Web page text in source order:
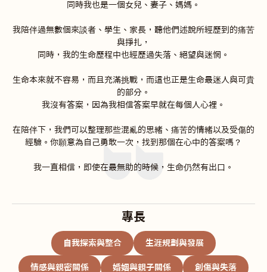
同時我也是一個女兒、妻子、媽媽。
我陪伴過無數個來談者、學生、家長，聽他們述說所經歷到的痛苦
與掙扎，
同時，我的生命歷程中也經歷過失落、絕望與迷惘。
生命本來就不容易，而且充滿挑戰，而這也正是生命最迷人與可貴
的部分。
我沒有答案，因為我相信答案早就在每個人心裡。
在陪伴下，我們可以整理那些混亂的思緒、痛苦的情緒以及受傷的
經驗。你願意為自己勇敢一次，找到那個在心中的答案嗎？
我一直相信，即使在最無助的時候，生命仍然有出口。
專長
自我探索與整合 生涯規劃與發展
情感與親密關係 婚姻與親子關係 創傷與失落